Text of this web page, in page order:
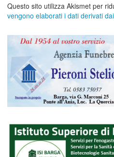
Questo sito utilizza Akismet per
vengono elaborati i dati derivati